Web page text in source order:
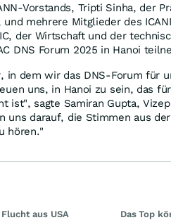
Vorstands, Tripti Sinha, der
und mehrere Mitglieder des
der Wirtschaft und der
DNS Forum 2025 in Hanoi
in dem wir das DNS-Forum für
uns, in Hanoi zu sein, das
ist", sagte Samiran Gupta,
uns darauf, die Stimmen aus
hören."
Flucht aus USA
Das Top